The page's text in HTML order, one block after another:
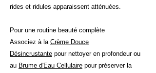
rides et ridules apparaissent atténuées.
Pour une routine beauté complète
Associez à la Crème Douce
Désincrustante pour nettoyer en profondeur ou
au Brume d'Eau Cellulaire pour préserver la